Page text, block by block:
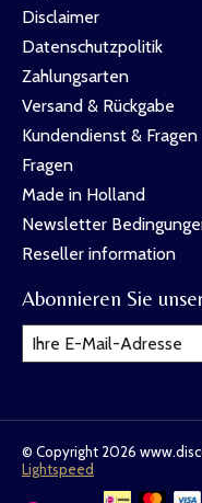
Disclaimer
Datenschutzpolitik
Zahlungsarten
Versand & Rückgabe
Kundendienst & Fragen
Fragen
Made in Holland
Newsletter
Reseller information
Abonnieren Sie
© Copyright 2026
Lightspeed